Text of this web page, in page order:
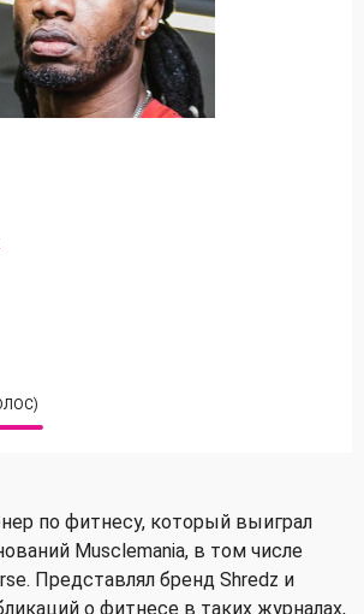
по фитнесу, который выиграл
Musclemania, в том числе
Представлял бренд Shredz и
о фитнесе в таких журналах,